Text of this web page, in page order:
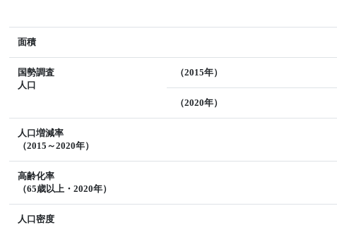
面積
国勢調査
人口
（2015年）
（2020年）
人口増減率
（2015～2020年）
高齢化率
（65歳以上・2020年）
人口密度